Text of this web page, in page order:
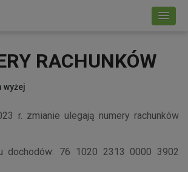
RACHUNKÓW
wyżej
r. zmianie ulegają numery rachunków
dochodów: 76 1020 2313 0000 3902